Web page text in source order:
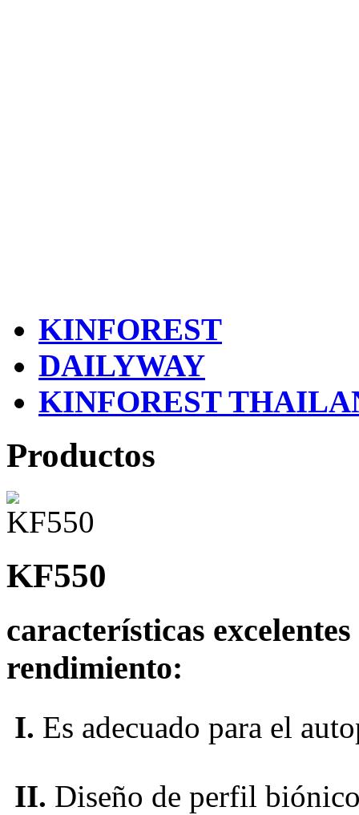
KINFOREST
DAILYWAY
KINFOREST
Productos
KF550
características
rendimiento:
I. Es adecuado para el
II. Diseño de perfil